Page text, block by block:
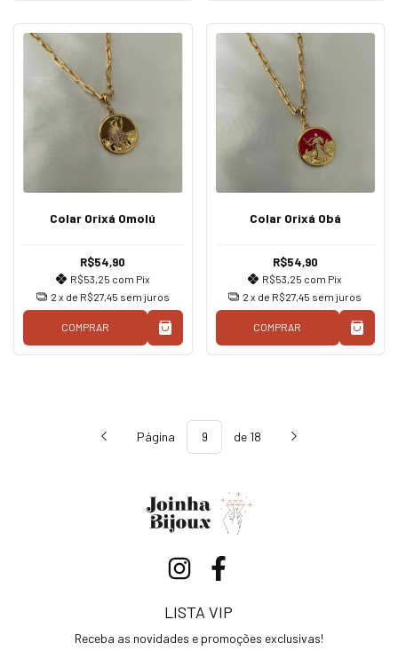
Colar Orixá Omolú
R$54,90
R$53,25 com Pix
2 x de R$27,45 sem juros
COMPRAR
Colar Orixá Obá
R$54,90
R$53,25 com Pix
2 x de R$27,45 sem juros
COMPRAR
Página de 18
LISTA VIP
Receba as novidades e promoções exclusivas!